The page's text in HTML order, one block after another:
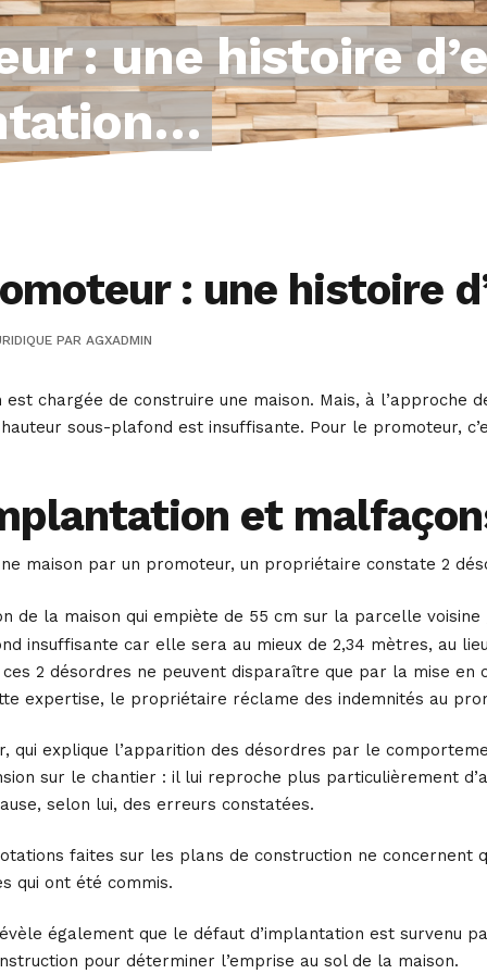
: une histoire
: une histoire
PAR AGXADMIN
chargée de construire une maison. Mais, à
sous-plafond est insuffisante. Pour le promoteur,
et
maison par un promoteur, un propriétaire constate 2
de la maison qui empiète de 55 cm sur la parcelle voisine
insuffisante car elle sera au mieux de 2,34 mètres, au
2 désordres ne peuvent disparaître que par la mise
expertise, le propriétaire réclame des indemnités au
qui explique l’apparition des désordres par le
sur le chantier : il lui reproche plus particulièrement
selon lui, des erreurs constatées.
faites sur les plans de construction ne concernent
qui ont été commis.
également que le défaut d’implantation est survenu
pour déterminer l’emprise au sol de la maison.